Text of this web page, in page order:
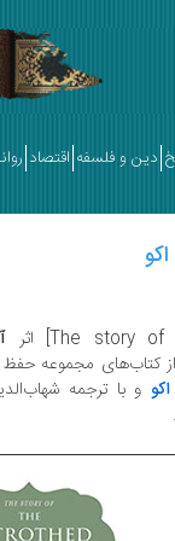
دین و فلسفه اقتصاد
و با ترجمه